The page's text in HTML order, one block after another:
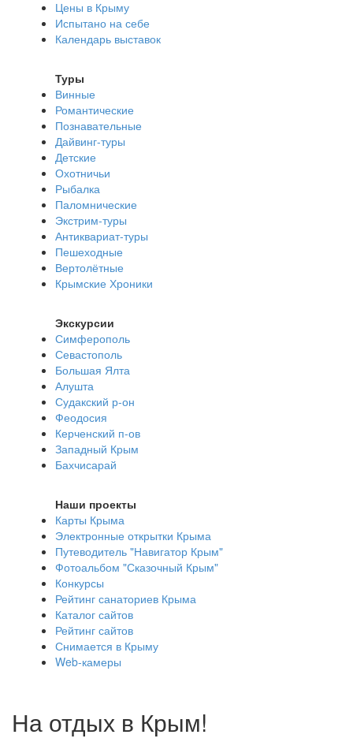
Цены в Крыму
Испытано на себе
Календарь выставок
Туры
Винные
Романтические
Познавательные
Дайвинг-туры
Детские
Охотничьи
Рыбалка
Паломнические
Экстрим-туры
Антиквариат-туры
Пешеходные
Вертолётные
Крымские Хроники
Экскурсии
Симферополь
Севастополь
Большая Ялта
Алушта
Судакский р-он
Феодосия
Керченский п-ов
Западный Крым
Бахчисарай
Наши проекты
Карты Крыма
Электронные открытки Крыма
Путеводитель "Навигатор Крым"
Фотоальбом "Сказочный Крым"
Конкурсы
Рейтинг санаториев Крыма
Каталог сайтов
Рейтинг сайтов
Снимается в Крыму
Web-камеры
На отдых в Крым!